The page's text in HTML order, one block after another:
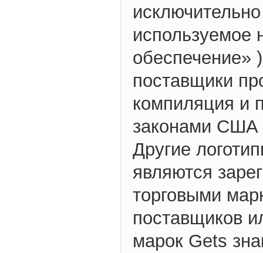
используемое
обеспечение»
поставщики
компиляция и
законами США
Другие
являются
торговыми
поставщиков
марок Gets